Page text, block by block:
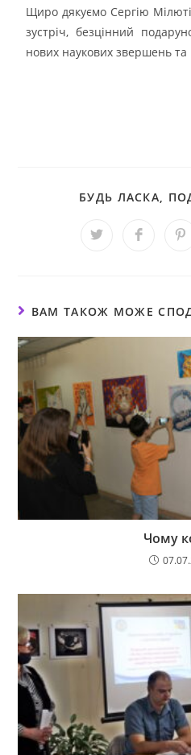
Щиро дякуємо Сергію
зустріч, безцінний
нових наукових звершень та
БУДЬ ЛАСКА,
ВАМ ТАКОЖ МОЖЕ
Чому